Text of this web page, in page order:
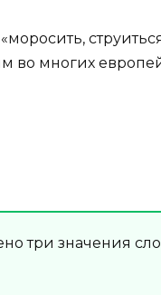
во многих
три значения